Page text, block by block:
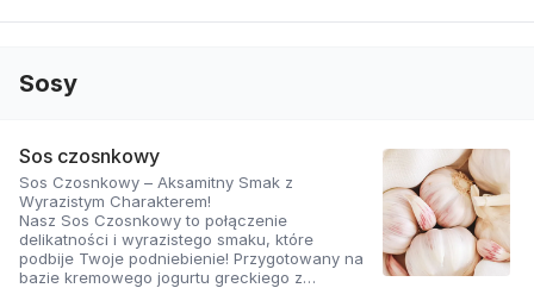
Sosy
Sos czosnkowy
Sos Czosnkowy – Aksamitny Smak z
Wyrazistym Charakterem!
Nasz Sos Czosnkowy to połączenie
delikatności i wyrazistego smaku, które
podbije Twoje podniebienie! Przygotowany na
bazie kremowego jogurtu greckiego z